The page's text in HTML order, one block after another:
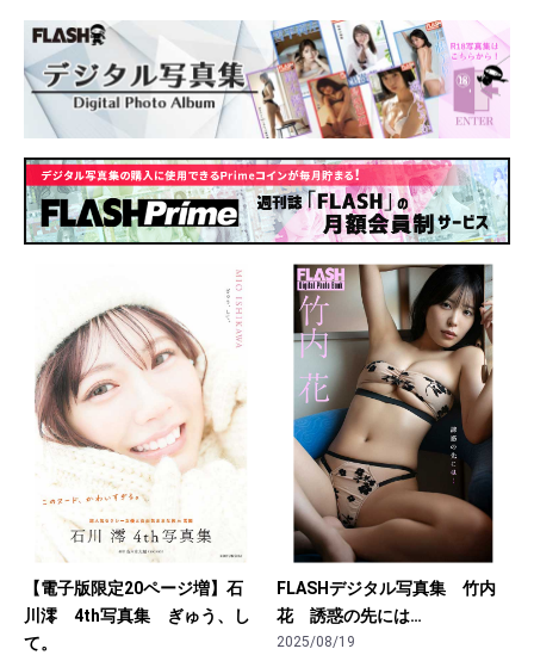
【電子版限定20ページ増】石
川澪 4th写真集 ぎゅう、し
て。
FLASHデジタル写真集 竹内
花 誘惑の先には…
2025/08/19